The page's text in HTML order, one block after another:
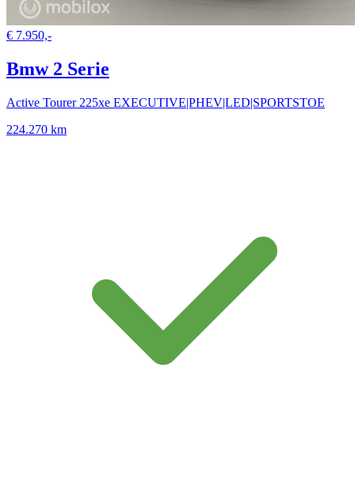
€ 7.950,-
Bmw 2 Serie
Active Tourer 225xe EXECUTIVE|PHEV|LED|SPORTSTOE
224.270 km